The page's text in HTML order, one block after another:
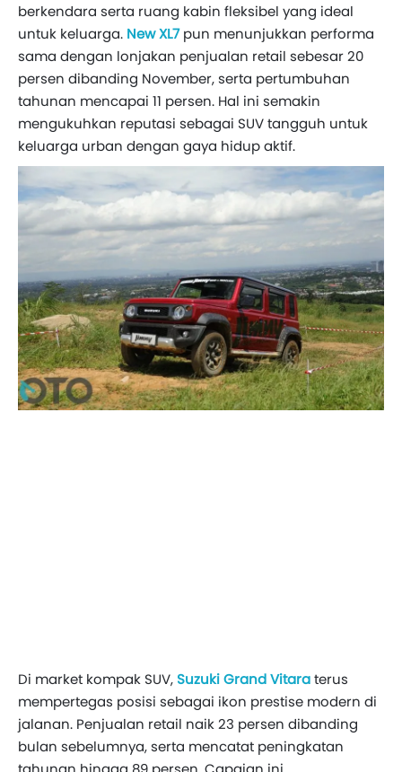
berkendara serta ruang kabin fleksibel yang ideal
untuk keluarga. New XL7pun menunjukkan performa
sama dengan lonjakan penjualan retail sebesar 20
persen dibanding November, serta pertumbuhan
tahunan mencapai 11 persen. Hal ini semakin
mengukuhkan reputasi sebagai SUV tangguh untuk
keluarga urban dengan gaya hidup aktif.
Di market kompak SUV, Suzuki Grand Vitaraterus
mempertegas posisi sebagai ikon prestise modern di
jalanan. Penjualan retail naik 23 persen dibanding
bulan sebelumnya, serta mencatat peningkatan